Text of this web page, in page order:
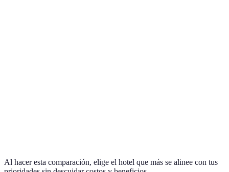
Al hacer esta comparación, elige el hotel que más se alinee con tus